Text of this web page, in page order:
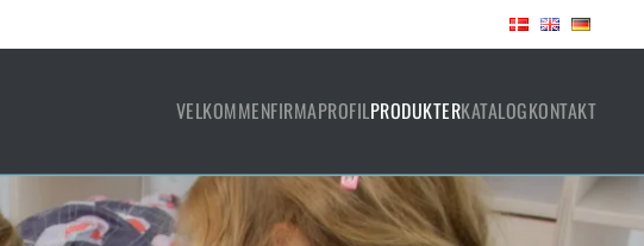
VELKOMMENFIRMAPROFILPRODUKTERKATALOGKONTAKT